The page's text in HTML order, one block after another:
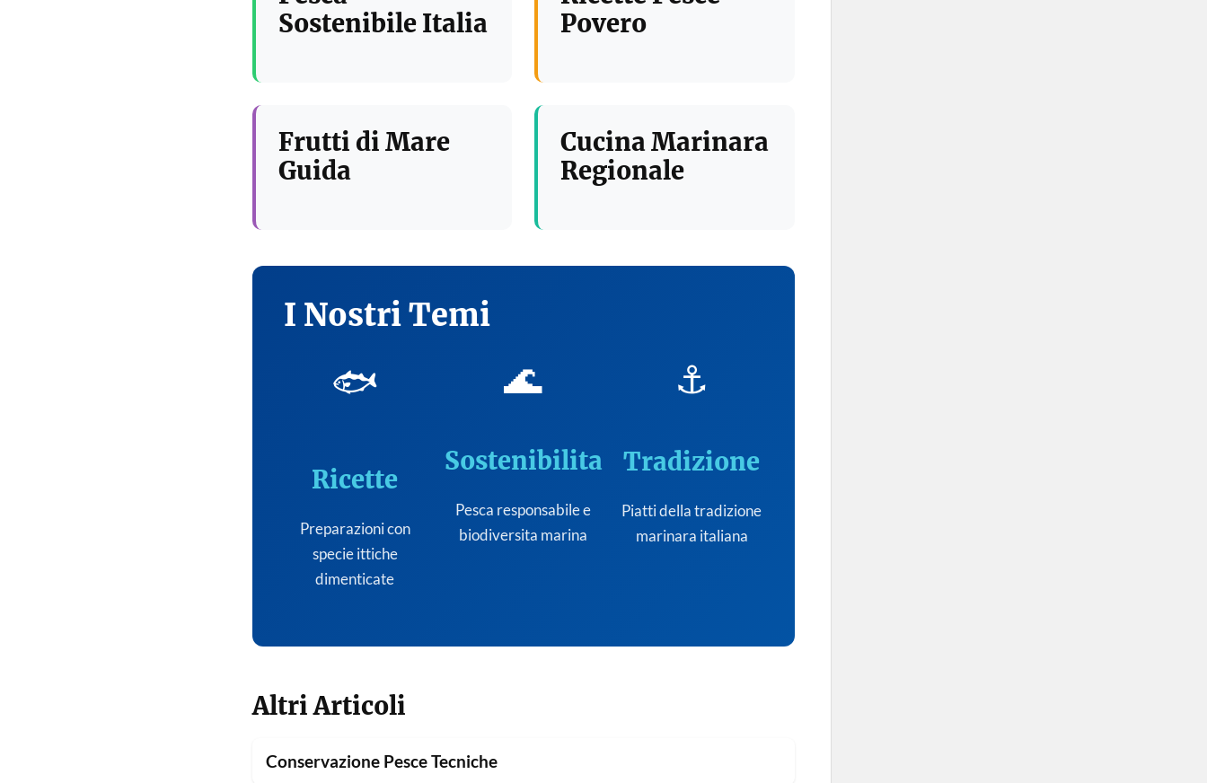
Sostenibile Italia
Povero
Frutti di Mare
Guida
Cucina Marinara
Regionale
I Nostri Temi
🐟
Ricette
Preparazioni con
specie ittiche
dimenticate
🌊
Sostenibilita
Pesca responsabile e
biodiversita marina
⚓
Tradizione
Piatti della tradizione
marinara italiana
Altri Articoli
Conservazione Pesce Tecniche